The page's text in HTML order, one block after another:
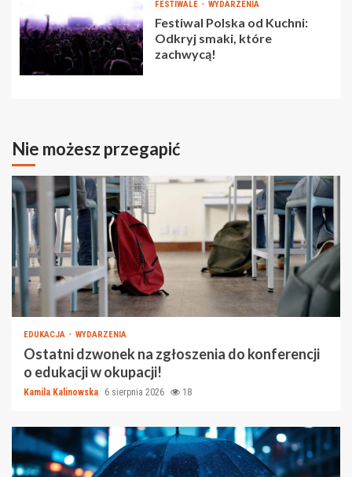
FESTIWALE WYDARZENIA
Festiwal Polska od Kuchni:
Odkryj smaki, które
zachwycą!
Nie możesz przegapić
EDUKACJA WYDARZENIA
Ostatni dzwonek na zgłoszenia do konferencji
o edukacji w okupacji!
Kamila Kalinowska 6 sierpnia 2026 18